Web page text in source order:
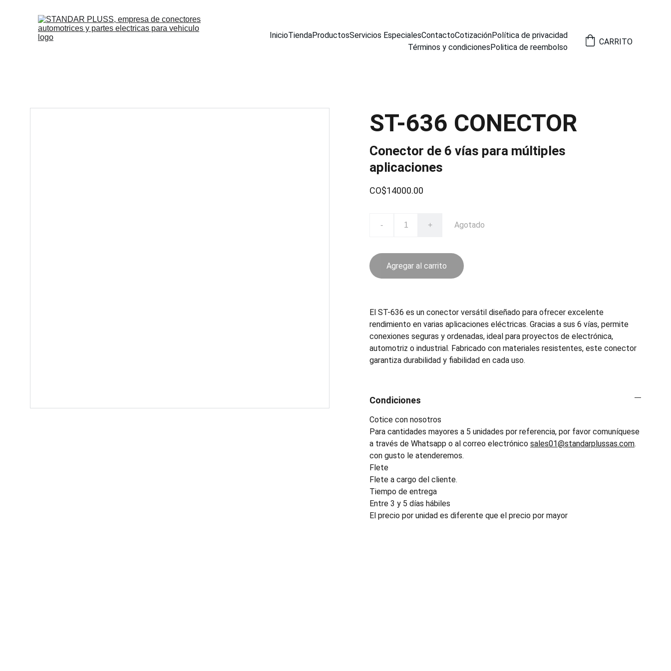
InicioTiendaProductosServicios EspecialesContactoCotizaciónPolítica de privacidad
Términos y condicionesPolitica de reembolso
CARRITO
ST-636 CONECTOR
Conector de 6 vías para múltiples
aplicaciones
CO$14000.00
- + Agotado
Agregar al carrito
El ST-636 es un conector versátil diseñado para ofrecer excelente
rendimiento en varias aplicaciones eléctricas. Gracias a sus 6 vías, permite
conexiones seguras y ordenadas, ideal para proyectos de electrónica,
automotriz o industrial. Fabricado con materiales resistentes, este conector
garantiza durabilidad y fiabilidad en cada uso.
Condiciones
Cotice con nosotros
Para cantidades mayores a 5 unidades por referencia, por favor comuníquese
a través de Whatsapp o al correo electrónico sales01@standarplussas.com.
con gusto le atenderemos.
Flete
Flete a cargo del cliente.
Tiempo de entrega
Entre 3 y 5 días hábiles
El precio por unidad es diferente que el precio por mayor